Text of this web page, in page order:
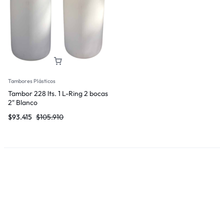
Tambores Plásticos
Tambor 228 lts. 1 L-Ring 2 bocas
2″ Blanco
$105.910
$93.415